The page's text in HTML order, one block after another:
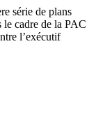
série de plans
le cadre de la PAC
l’exécutif